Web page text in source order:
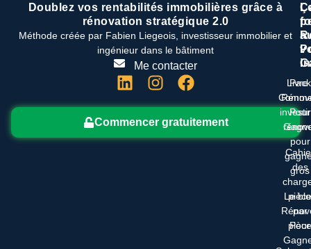
Doublez vos rentabilités immobilières grâce à
rénovation stratégique 2.0
Méthode créée par Fabien Liegeois, investisseur immobilier et
ingénieur dans le bâtiment
Me contacter
Commencer gratuitement
Pack
Pour
des
pièce
par
pièce
Livre
pour
gros
Le
Pour